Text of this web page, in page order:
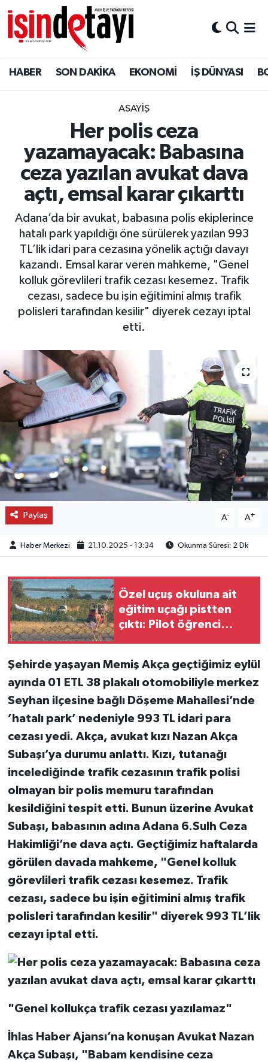
HABER SON DAKİKA EKONOMİ İŞ DÜNYASI
ASAYİŞ
Her polis ceza
yazamayacak: Babasına
ceza yazılan avukat dava
açtı, emsal karar çıkarttı
Adana’da bir avukat, babasına polis ekiplerince
hatalı park yapıldığı öne sürülerek yazılan 993
TL’lik idari para cezasına yönelik açtığı davayı
kazandı. Emsal karar veren mahkeme, "Genel
kolluk görevlileri trafik cezası kesemez. Trafik
cezası, sadece bu işin eğitimini almış trafik
polisleri tarafından kesilir" diyerek cezayı iptal
etti.
Paylaş A- A+
Haber Merkezi 21.10.2025 - 13:34 Okunma Süresi: 2 Dk
Özel uçuş okuluna ait
eğitim uçağı pistten
çıktı: Pilot öğrenci
Şehirde yaşayan Memiş Akça geçtiğimiz eylül
ayında 01 ETL 38 plakalı otomobiliyle merkez
Seyhan ilçesine bağlı Döşeme Mahallesi’nde
’hatalı park’ nedeniyle 993 TL idari para
cezası yedi. Akça, avukat kızı Nazan Akça
Subaşı’ya durumu anlattı. Kızı, tutanağı
incelediğinde trafik cezasının trafik polisi
olmayan bir polis memuru tarafından
kesildiğini tespit etti. Bunun üzerine Avukat
Subaşı, babasının adına Adana 6.Sulh Ceza
Hakimliği’ne dava açtı. Geçtiğimiz haftalarda
görülen davada mahkeme, "Genel kolluk
görevlileri trafik cezası kesemez. Trafik
cezası, sadece bu işin eğitimini almış trafik
polisleri tarafından kesilir" diyerek 993 TL’lik
cezayı iptal etti.
"Genel kollukça trafik cezası yazılamaz"
İhlas Haber Ajansı’na konuşan Avukat Nazan
Akça Subaşı, "Babam kendisine ceza
DÜNYA
Eğitim
ENERJİ HABERİ
GAYRİMENKUL
HABER
LOJİSTİK
MAGAZİN
OTO DETAY
SON DAKİKA
SPOR
FİNANS
Nöbetçi Eczaneler
Hava Durumu
İstanbul Namaz Vakitleri
Trafik Durumu
Süper Lig Puan Durumu ve Fikstür
Tüm Manşetler
Son Dakika Haberleri
Haber Arşivi